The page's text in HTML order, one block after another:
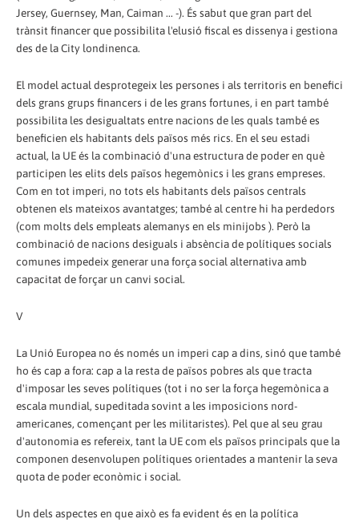
Jersey, Guernsey, Man, Caiman ... -). És sabut que gran part del
trànsit financer que possibilita l'elusió fiscal es dissenya i gestiona
des de la City londinenca.
El model actual desprotegeix les persones i als territoris en benefici
dels grans grups financers i de les grans fortunes, i en part també
possibilita les desigualtats entre nacions de les quals també es
beneficien els habitants dels països més rics. En el seu estadi
actual, la UE és la combinació d'una estructura de poder en què
participen les elits dels països hegemònics i les grans empreses.
Com en tot imperi, no tots els habitants dels països centrals
obtenen els mateixos avantatges; també al centre hi ha perdedors
(com molts dels empleats alemanys en els minijobs ). Però la
combinació de nacions desiguals i absència de polítiques socials
comunes impedeix generar una força social alternativa amb
capacitat de forçar un canvi social.
V
La Unió Europea no és només un imperi cap a dins, sinó que també
ho és cap a fora: cap a la resta de països pobres als que tracta
d'imposar les seves polítiques (tot i no ser la força hegemònica a
escala mundial, supeditada sovint a les imposicions nord-
americanes, començant per les militaristes). Pel que al seu grau
d'autonomia es refereix, tant la UE com els països principals que la
componen desenvolupen polítiques orientades a mantenir la seva
quota de poder econòmic i social.
Un dels aspectes en que això es fa evident és en la política